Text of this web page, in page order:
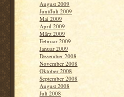
August 2009
Juni/Juli 2009
Mai 2009
April 2009
März 2009
Februar 2009
Januar 2009
Dezember 2008
November 2008
Oktober 2008
September 2008
August 2008
Juli 2008